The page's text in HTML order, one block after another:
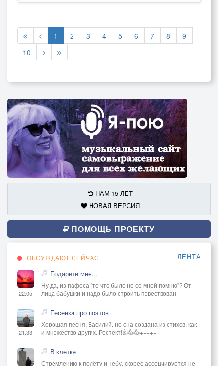
1 2 3 4 5 6 7 8
9
10
НАМ 15 ЛЕТ
НОВАЯ ВЕРСИЯ
ПОМОЩЬ ПРОЕКТУ
ОБСУЖДАЮТ СЕЙЧАС ЛЕНТА
22:05
Подарите мне...
Ну да, из пафоса "то что было не со мной помню"? От
лица бабушки и надо было строить повествован
21:33
Песенка про поэтов
Хорошая песня, Василий, но она создана из стихов, как
и множество других. Респект!👍👍👍+++++
В клетке
Стремлению к полёту и небу, скорее ассоциируется не